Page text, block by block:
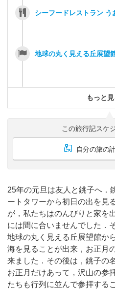
シーフードレストラン う
地球の丸く見える丘展望
もっと
この旅行記スケ
自分の旅の
25年の元旦は友人と銚子へ．
ートタワーから初日の出を見
が，私たちはのんびりと家を
には間に合いませんでした．
地球の丸く見える丘展望館か
海を見ることが出来，お正月
来ました．その後は，銚子の
お正月だけあって，沢山の参
たちも行列に並んで参拝する